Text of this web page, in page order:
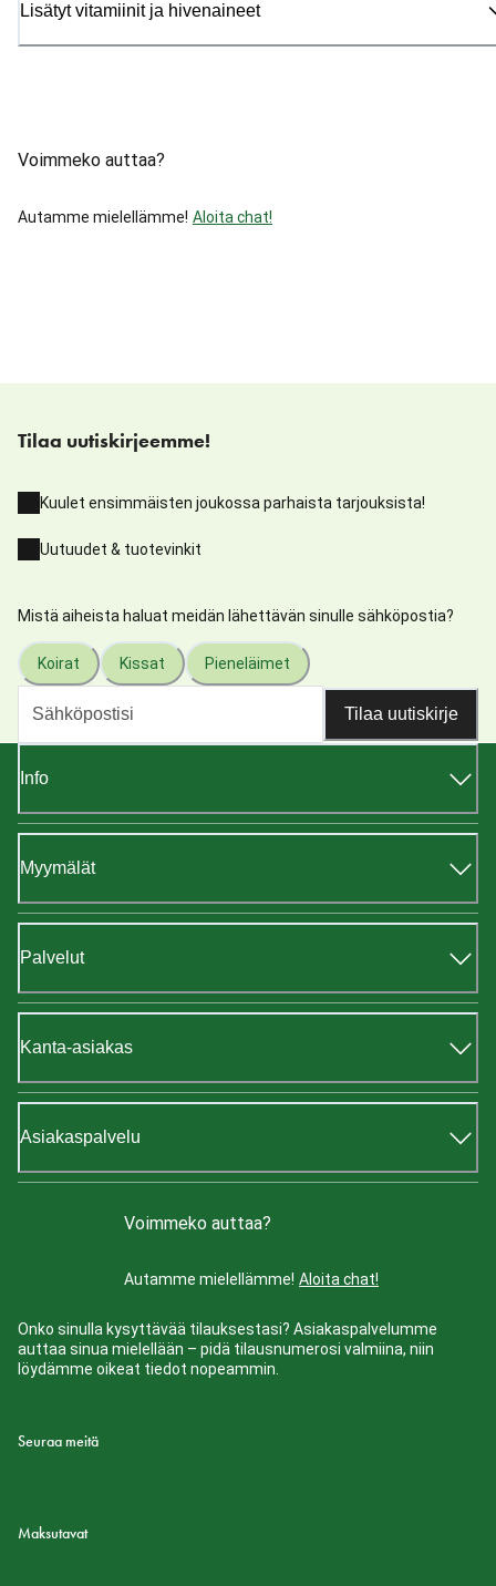
Lisätyt vitamiinit ja hivenaineet
Voimmeko auttaa?
Autamme mielellämme! Aloita chat!
Tilaa uutiskirjeemme!
Kuulet ensimmäisten joukossa parhaista tarjouksista!
Uutuudet & tuotevinkit
Mistä aiheista haluat meidän lähettävän sinulle sähköpostia?
Koirat Kissat Pieneläimet
Tilaa uutiskirje
Info
Myymälät
Palvelut
Kanta-asiakas
Asiakaspalvelu
Voimmeko auttaa?
Autamme mielellämme! Aloita chat!
Onko sinulla kysyttävää tilauksestasi? Asiakaspalvelumme
auttaa sinua mielellään – pidä tilausnumerosi valmiina, niin
löydämme oikeat tiedot nopeammin.
Seuraa meitä
Maksutavat